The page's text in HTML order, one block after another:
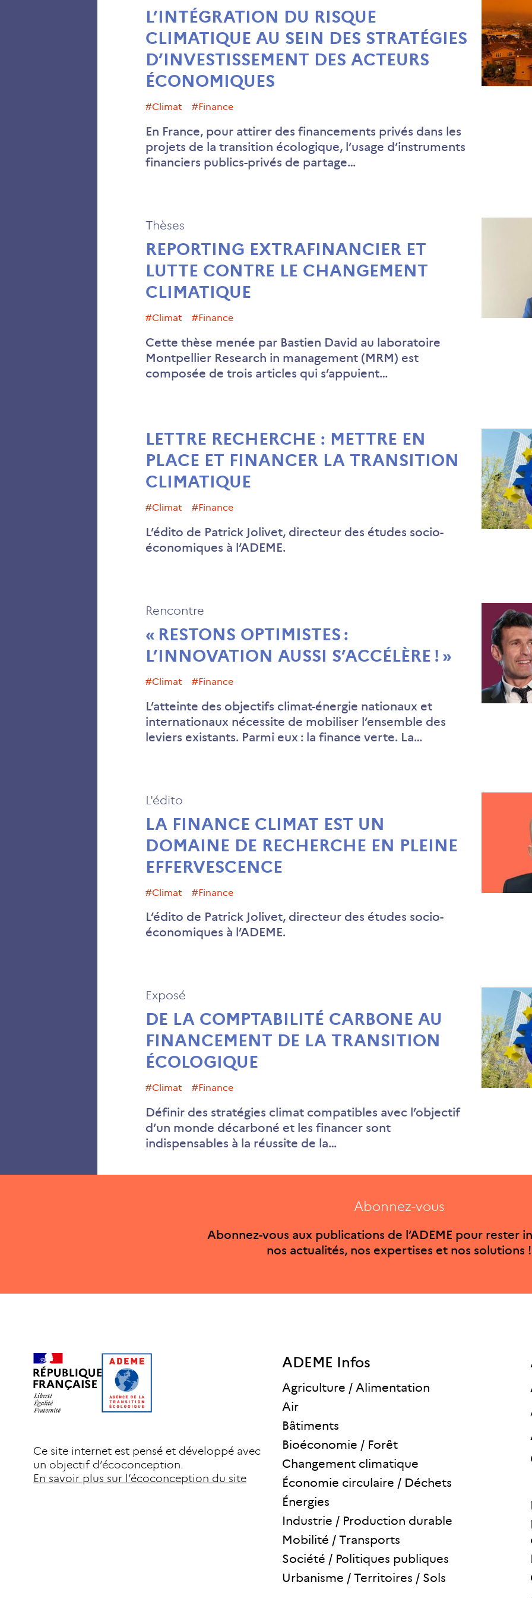
L’INTÉGRATION DU RISQUE
CLIMATIQUE AU SEIN DES STRATÉGIES
D’INVESTISSEMENT DES ACTEURS
ÉCONOMIQUES
#climat #finance
En France, pour attirer des financements privés dans les
projets de la transition écologique, l’usage d’instruments
financiers publics-privés de partage…
REPORTING EXTRAFINANCIER ET
LUTTE CONTRE LE CHANGEMENT
CLIMATIQUE
Thèses
#climat #finance
Cette thèse menée par Bastien David au laboratoire
Montpellier Research in management (MRM) est
composée de trois articles qui s’appuient…
LETTRE RECHERCHE : METTRE EN
PLACE ET FINANCER LA TRANSITION
CLIMATIQUE
#climat #finance
L’édito de Patrick Jolivet, directeur des études socio-
économiques à l’ADEME.
« RESTONS OPTIMISTES :
L’INNOVATION AUSSI S’ACCÉLÈRE ! »
Rencontre
#climat #finance
L’atteinte des objectifs climat-énergie nationaux et
internationaux nécessite de mobiliser l’ensemble des
leviers existants. Parmi eux : la finance verte. La…
LA FINANCE CLIMAT EST UN
DOMAINE DE RECHERCHE EN PLEINE
EFFERVESCENCE
L'édito
#climat #finance
L’édito de Patrick Jolivet, directeur des études socio-
économiques à l’ADEME.
DE LA COMPTABILITÉ CARBONE AU
FINANCEMENT DE LA TRANSITION
ÉCOLOGIQUE
Exposé
#climat #finance
Définir des stratégies climat compatibles avec l’objectif
d’un monde décarboné et les financer sont
indispensables à la réussite de la…
Abonnez-vous
Abonnez-vous aux publications de l’ADEME pour rester
nos actualités, nos expertises et nos solutions !
Ce site internet est pensé et développé avec
un objectif d’écoconception.
En savoir plus sur l’écoconception du site
ADEME Infos
Agriculture / Alimentation
Air
Bâtiments
Bioéconomie / Forêt
Changement climatique
Économie circulaire / Déchets
Énergies
Industrie / Production durable
Mobilité / Transports
Société / Politiques publiques
Urbanisme / Territoires / Sols